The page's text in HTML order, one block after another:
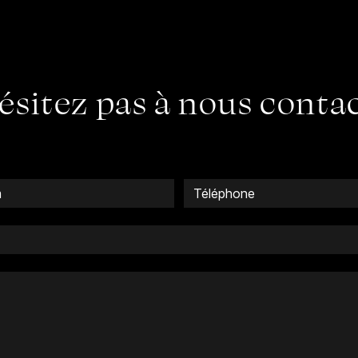
pas à nous